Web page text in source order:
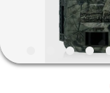
हमारे
बारे